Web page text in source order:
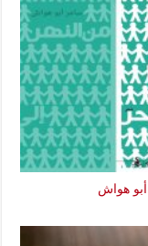
هواش